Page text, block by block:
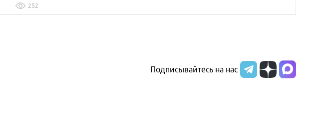
252
Подписывайтесь на нас